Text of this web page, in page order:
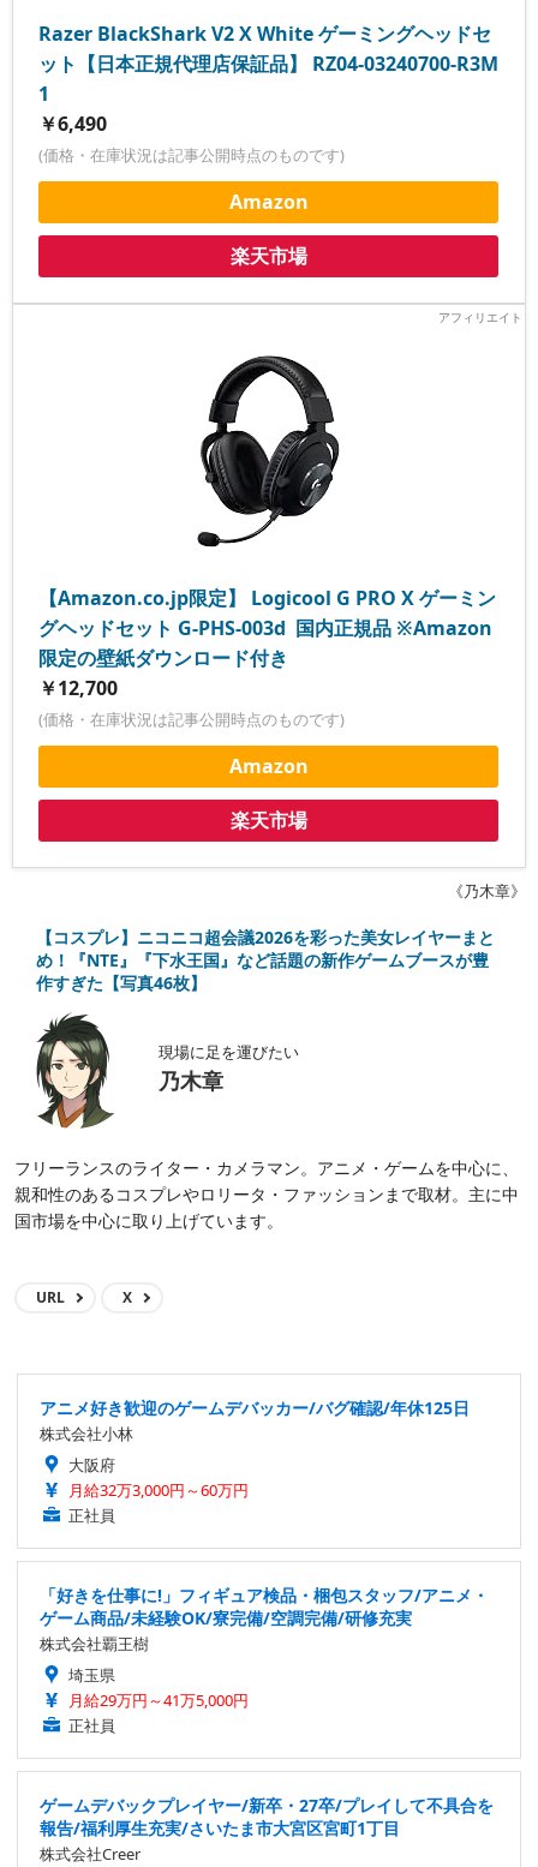
Razer BlackShark V2 X White ゲーミングヘッドセ
ット【日本正規代理店保証品】 RZ04-03240700-R3M
1
￥6,490
(価格・在庫状況は記事公開時点のものです)
Amazon
楽天市場
【Amazon.co.jp限定】 Logicool G PRO X ゲーミン
グヘッドセット G-PHS-003d 国内正規品 ※Amazon
限定の壁紙ダウンロード付き
￥12,700
(価格・在庫状況は記事公開時点のものです)
Amazon
楽天市場
《乃木章》
【コスプレ】ニコニコ超会議2026を彩った美女レイヤーまと
め！『NTE』『下水王国』など話題の新作ゲームブースが豊
作すぎた【写真46枚】
現場に足を運びたい
乃木章
フリーランスのライター・カメラマン。アニメ・ゲームを中心に、
親和性のあるコスプレやロリータ・ファッションまで取材。主に中
国市場を中心に取り上げています。
URL X
アニメ好き歓迎のゲームデバッカー/バグ確認/年休125日
株式会社小林
大阪府
月給32万3,000円～60万円
正社員
「好きを仕事に!」フィギュア検品・梱包スタッフ/アニメ・
ゲーム商品/未経験OK/寮完備/空調完備/研修充実
株式会社覇王樹
埼玉県
月給29万円～41万5,000円
正社員
ゲームデバックプレイヤー/新卒・27卒/プレイして不具合を
報告/福利厚生充実/さいたま市大宮区宮町1丁目
株式会社Creer